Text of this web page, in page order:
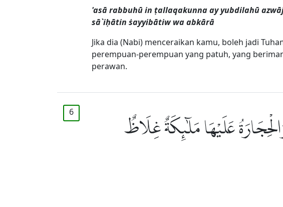
'asā rabbuhū in ṭallaqakunna ay yubdilahū
sā`iḥātin ṡayyibātiw wa abkārā
Jika dia (Nabi) menceraikan kamu, boleh jadi
perempuan-perempuan yang patuh, yang
perawan.
6
عَلَيْهَا مَلٰۤىِٕكَةٌ غِلَاظٌ